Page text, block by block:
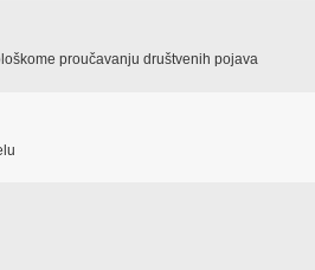
proučavanju društvenih pojava